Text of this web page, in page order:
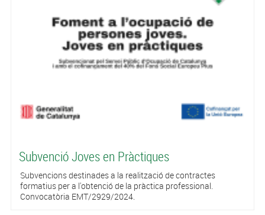
Subvenció Joves en Pràctiques
Subvencions destinades a la realització de contractes
formatius per a l'obtenció de la pràctica professional.
Convocatòria EMT/2929/2024.